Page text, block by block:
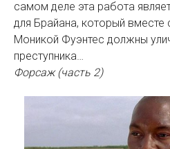
самом деле эта работа
для Брайана, который вместе
Моникой Фуэнтес должны
преступника…
Форсаж (часть 2)